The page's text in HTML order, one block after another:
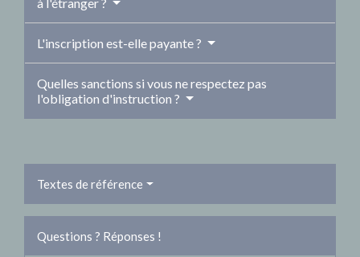
L'inscription est-elle payante ?
Quelles sanctions si vous ne respectez pas
l'obligation d'instruction ?
Textes de référence
Questions ? Réponses !